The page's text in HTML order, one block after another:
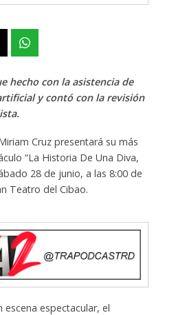
hecho con la asistencia de
y contó con la revisión
Cruz presentará su más
“La Historia De Una Diva,
28 de junio, a las 8:00 de
Teatro del Cibao.
escena espectacular, el